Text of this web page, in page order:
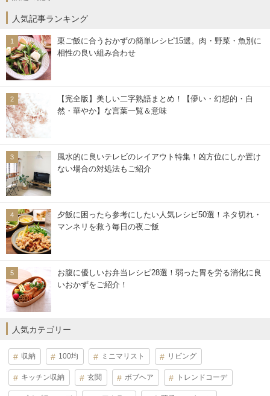
人気記事ランキング
栗ご飯に合うおかずの簡単レシピ15選。肉・野菜・魚別に
相性の良い組み合わせ
【完全版】美しい二字熟語まとめ！【儚い・幻想的・自
然・華やか】な言葉一覧＆意味
風水的に良いテレビのレイアウト特集！凶方位にしか置け
ない場合の対処法もご紹介
夕飯に困ったら参考にしたい人気レシピ50選！ネタ切れ・
マンネリを救う毎日の夜ご飯
お腹に優しいお弁当レシピ28選！弱った胃を労る消化に良
いおかずをご紹介！
人気カテゴリー
収納 100均 ミニマリスト リビング
キッチン収納 玄関 ボブヘア トレンドコーデ